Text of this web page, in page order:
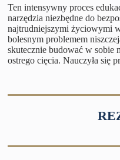
Ten intensywny proces
narzędzia niezbędne do
najtrudniejszymi życiowymi
bolesnym problemem
skutecznie budować w sobie
ostrego cięcia. Nauczyła się